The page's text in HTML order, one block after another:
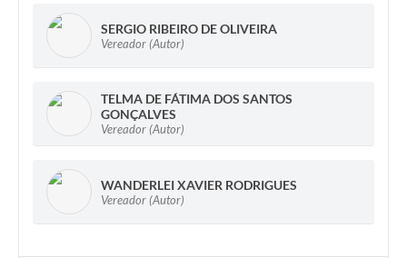
SERGIO RIBEIRO DE OLIVEIRA
Vereador (Autor)
TELMA DE FÁTIMA DOS SANTOS
GONÇALVES
Vereador (Autor)
WANDERLEI XAVIER RODRIGUES
Vereador (Autor)